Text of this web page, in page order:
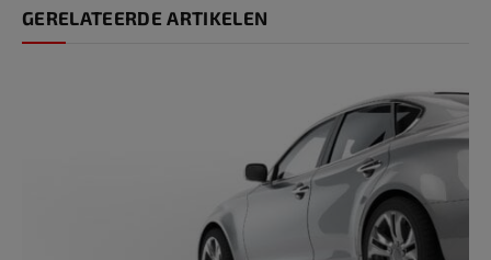
GERELATEERDE ARTIKELEN